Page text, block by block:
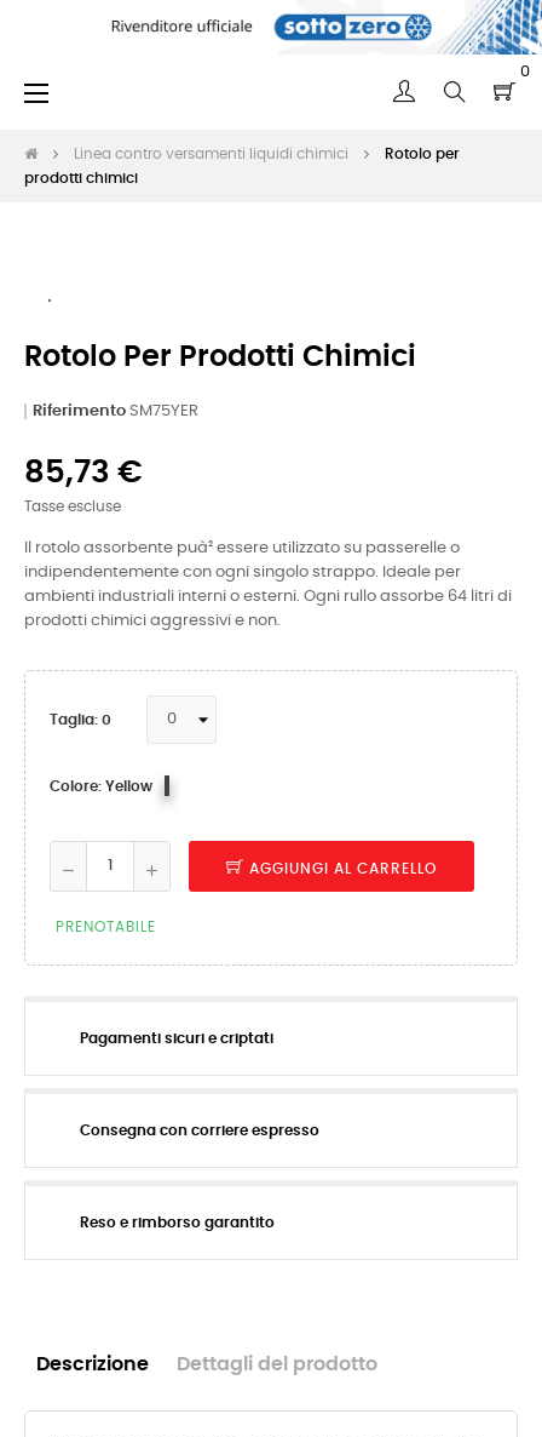
0
navigazione
☰
Linea contro versamenti liquidi chimici
Rotolo per
prodotti chimici
Rotolo Per Prodotti Chimici
Riferimento SM75YER
85,73 €
Tasse escluse
Il rotolo assorbente puà² essere utilizzato su passerelle o
indipendentemente con ogni singolo strappo. Ideale per
ambienti industriali interni o esterni. Ogni rullo assorbe 64 litri di
prodotti chimici aggressivi e non.
Taglia: 0
Colore: Yellow
AGGIUNGI AL CARRELLO
PRENOTABILE
Pagamenti sicuri e criptati
Consegna con corriere espresso
Reso e rimborso garantito
Descrizione Dettagli del prodotto